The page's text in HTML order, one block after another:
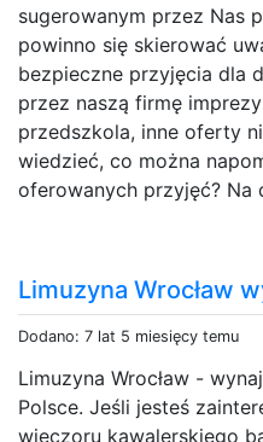
sugerowanym przez Nas
powinno się skierować
bezpieczne przyjęcia dla
przez naszą firmę
przedszkola, inne oferty
wiedzieć, co można
oferowanych przyjęć? Na
Limuzyna Wrocław
Dodano: 7 lat 5 miesięcy temu
Limuzyna Wrocław -
Polsce. Jeśli jesteś
wieczoru kawalerskiego